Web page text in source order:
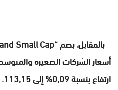
أسعار الشركات الصغيرة
ارتفاع بنسبة 0,09% إلى 1.113,15 نقطة.